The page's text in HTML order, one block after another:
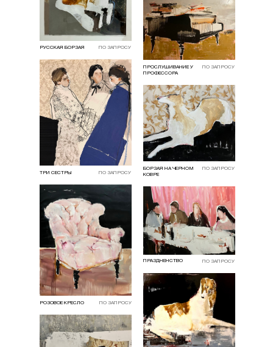
ПО ЗАПРОСУ
ПО ЗАПРОСУ
ПО ЗАПРОСУ
РОЗОВОЕ КРЕСЛО
ТРИ СЕСТРЫ
ПО ЗАПРОСУ
ПРАЗДНЕНСТВО
ПРОСЛУШИВАНИЕ У
ПРОФЕССОРА
БОРЗАЯ НА ЧЕРНОМ
КОВРЕ
ПО ЗАПРОСУ
РУССКАЯ БОРЗАЯ ПО ЗАПРОСУ